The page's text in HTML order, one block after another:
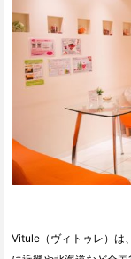
Vitule（ヴィトゥレ）は